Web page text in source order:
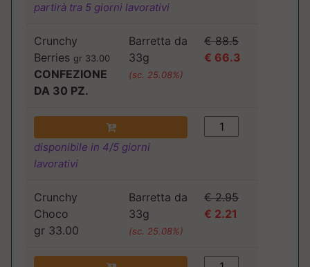
partirà tra 5 giorni lavorativi
Crunchy
Berries gr 33.00
CONFEZIONE
DA 30 PZ.
Barretta da
33g
(sc. 25.08%)
€ 88.5
€ 66.3
disponibile in 4/5 giorni
lavorativi
Crunchy
Choco
gr 33.00
Barretta da
33g
(sc. 25.08%)
€ 2.95
€ 2.21